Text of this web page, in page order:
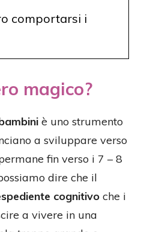
comportarsi i
magico?
è uno strumento
a sviluppare verso
fin verso i 7 – 8
dire che il
cognitivo che i
a vivere in una